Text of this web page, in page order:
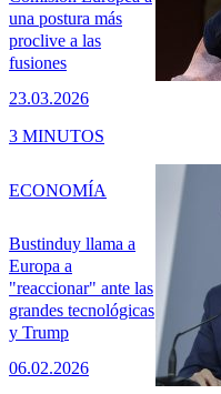
una postura más
proclive a las
fusiones
23.03.2026
3 MINUTOS
Bustinduy llama a
Europa a
"reaccionar" ante las
grandes tecnológicas
y Trump
06.02.2026
ECONOMÍA